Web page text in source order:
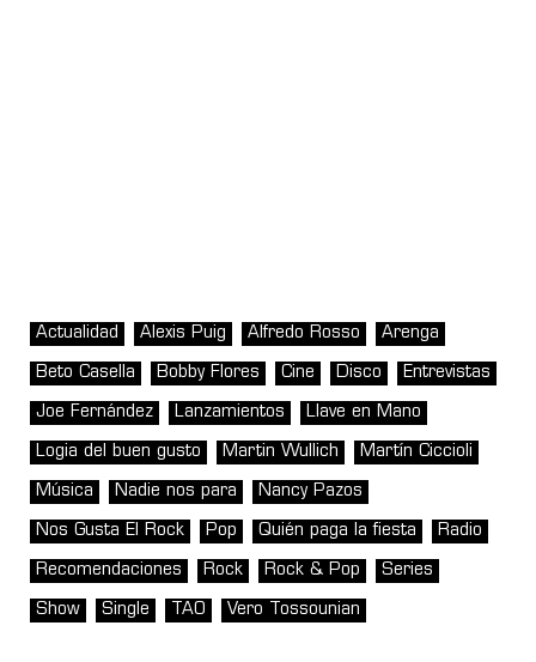
Actualidad Alexis Puig Alfredo Rosso Arenga
Beto Casella Bobby Flores Cine Disco Entrevistas
Joe Fernández Lanzamientos Llave en Mano
Logia del buen gusto Martin Wullich Martín Ciccioli
Música Nadie nos para Nancy Pazos
Nos Gusta El Rock Pop Quién paga la fiesta Radio
Recomendaciones Rock Rock & Pop Series
Show Single TAO Vero Tossounian